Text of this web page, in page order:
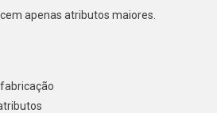
apenas atributos maiores.